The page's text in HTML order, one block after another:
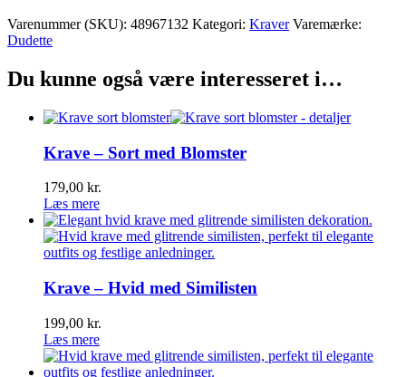
Varenummer (SKU): 48967132 Kategori: Kraver Varemærke:
Dudette
Du kunne også være interesseret i…
Krave – Sort med Blomster
179,00 kr.
Læs mere
Krave – Hvid med Similisten
199,00 kr.
Læs mere